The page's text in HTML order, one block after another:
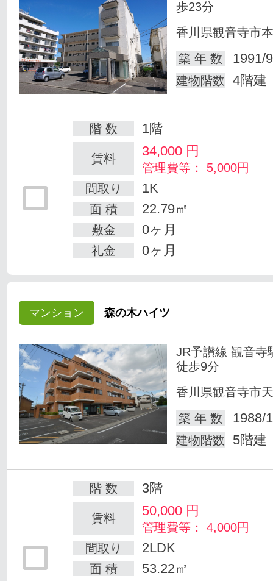
歩23分
香川県観音寺市
築 年 数
1991/
建物階数 4階建
階 数 1階
賃料 34,000 円
管理費等： 5,000円
間取り
1K
面 積 22.79㎡
敷金 0ヶ月
礼金 0ヶ月
マンション 森の木ハイツ
JR予讃線 観音寺
徒歩9分
香川県観音寺市
築 年 数
1988/
建物階数 5階建
階 数 3階
賃料 50,000 円
管理費等： 4,000円
間取り
2LDK
面 積 53.22㎡